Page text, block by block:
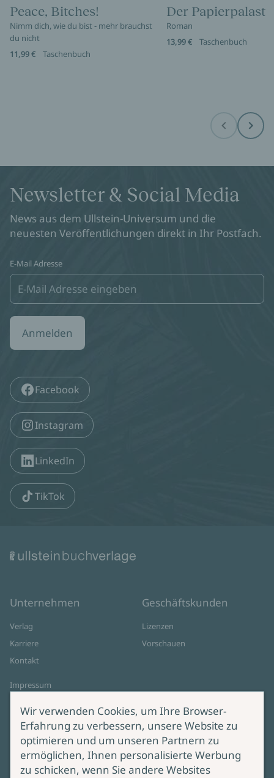
Peace, Bitches!
Nimm dich, wie du bist - mehr brauchst
du nicht
11,99 €
Taschenbuch
Der Papierpalast
Roman
13,99 €
Taschenbuch
Before Next
Newsletter & Social Media
News aus dem Ullstein-Universum und die
neuesten Veröffentlichungen direkt in Ihr Postfach.
E-Mail Adresse
Anmelden
Facebook
Instagram
LinkedIn
TikTok
Unternehmen
Verlag
Karriere
Kontakt
Impressum
Cookie-Einstellungen
AGB Online Shop
Geschäftskunden
Lizenzen
Vorschauen
Service Produktsicherheit
Wir verwenden Cookies, um Ihre Browser-
Erfahrung zu verbessern, unsere Website zu
optimieren und um unseren Partnern zu
ermöglichen, Ihnen personalisierte Werbung
zu schicken, wenn Sie andere Websites